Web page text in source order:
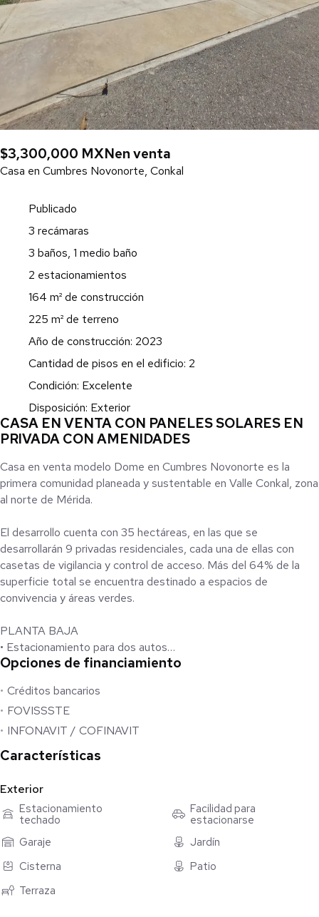
$3,300,000 MXNen venta
Casa en Cumbres Novonorte, Conkal
Publicado
3 recámaras
3 baños, 1 medio baño
2 estacionamientos
164 m² de construcción
225 m² de terreno
Año de construcción: 2023
Cantidad de pisos en el edificio: 2
Condición: Excelente
Disposición: Exterior
CASA EN VENTA CON PANELES SOLARES EN
PRIVADA CON AMENIDADES
Casa en venta modelo Dome en Cumbres Novonorte es la
primera comunidad planeada y sustentable en Valle Conkal, zona
al norte de Mérida.
El desarrollo cuenta con 35 hectáreas, en las que se
desarrollarán 9 privadas residenciales, cada una de ellas con
casetas de vigilancia y control de acceso. Más del 64% de la
superficie total se encuentra destinado a espacios de
convivencia y áreas verdes.
PLANTA BAJA
• Estacionamiento para dos autos
• Sala/Comedor con aire acondicionado
• Alacena
• Medio baño de visitas
• Área de servicios
PLANTA ALTA
• 2 Recamaras secundarias con clóset y baño propio cada una
EQUIPAMIENTO
• Equipo ADT inalámbrico en puertas y ventanas, con pantalla
táctil
• 18 Paneles solares
Opciones de financiamiento
Créditos bancarios
FOVISSSTE
INFONAVIT / COFINAVIT
Características
Exterior
Estacionamiento
techado
Facilidad para
estacionarse
Garaje
Jardín
Cisterna
Patio
Terraza